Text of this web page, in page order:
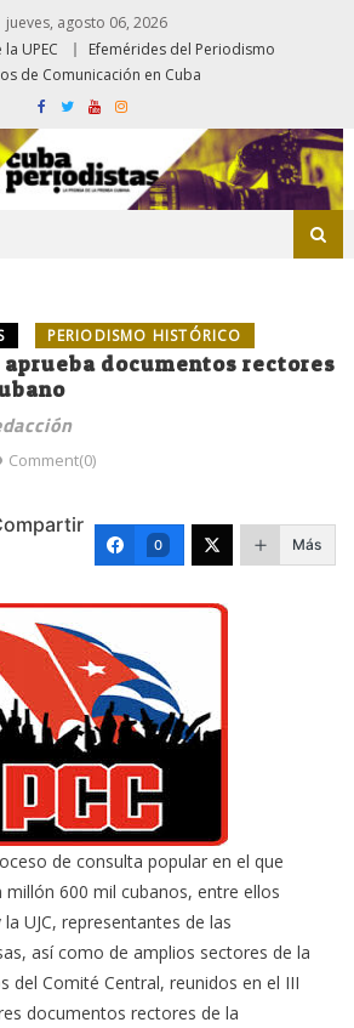
jueves, agosto 06, 2026
UPEC
Efemérides del Periodismo
de Comunicación en Cuba
PERIODISMO HISTÓRICO
documentos rectores
Comment(0)
0 Más
de consulta popular en el que
600 mil cubanos, entre ellos
UJC, representantes de las
así como de amplios sectores de la
del Comité Central, reunidos en el III
documentos rectores de la